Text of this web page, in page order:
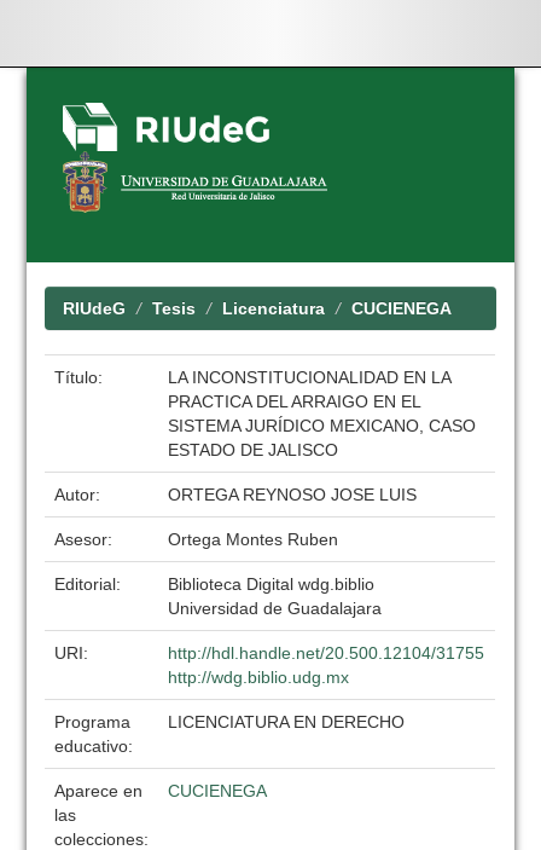
Skip
navigation
RIUdeG Tesis Licenciatura CUCIENEGA
Título:
LA INCONSTITUCIONALIDAD EN LA
PRACTICA DEL ARRAIGO EN EL
SISTEMA JURÍDICO MEXICANO, CASO
ESTADO DE JALISCO
Autor: ORTEGA REYNOSO JOSE LUIS
Asesor: Ortega Montes Ruben
Editorial:
Biblioteca Digital wdg.biblio
Universidad de Guadalajara
URI:
http://hdl.handle.net/20.500.12104/31755
http://wdg.biblio.udg.mx
Programa
educativo:
LICENCIATURA EN DERECHO
Aparece en
las
colecciones:
CUCIENEGA